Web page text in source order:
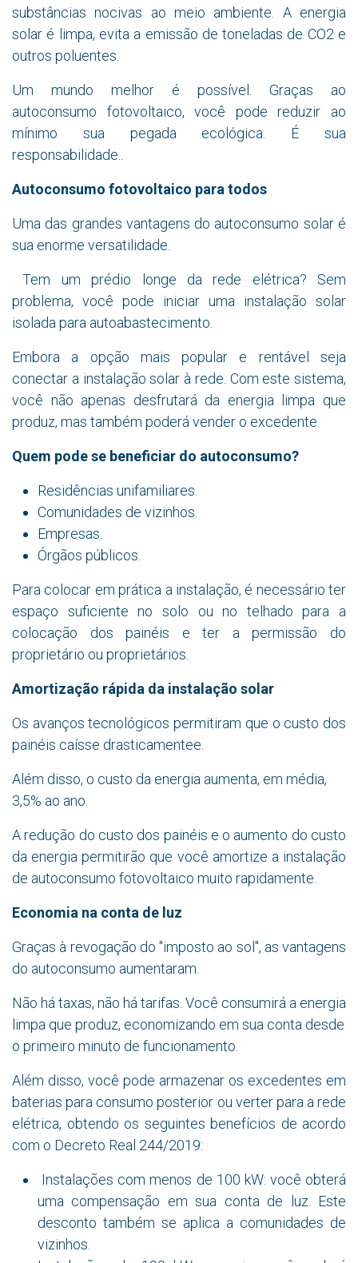
substâncias nocivas ao meio ambiente. A energia
solar é limpa, evita a emissão de toneladas de CO2 e
outros poluentes.
Um mundo melhor é possível. Graças ao
autoconsumo fotovoltaico, você pode reduzir ao
mínimo sua pegada ecológica. É sua
responsabilidade..
Autoconsumo fotovoltaico para todos
Uma das grandes vantagens do autoconsumo solar é
sua enorme versatilidade.
Tem um prédio longe da rede elétrica? Sem
problema, você pode iniciar uma instalação solar
isolada para autoabastecimento.
Embora a opção mais popular e rentável seja
conectar a instalação solar à rede. Com este sistema,
você não apenas desfrutará da energia limpa que
produz, mas também poderá vender o excedente.
Quem pode se beneficiar do autoconsumo?
Residências unifamiliares.
Comunidades de vizinhos.
Empresas.
Órgãos públicos.
Para colocar em prática a instalação, é necessário ter
espaço suficiente no solo ou no telhado para a
colocação dos painéis e ter a permissão do
proprietário ou proprietários.
Amortização rápida da instalação solar
Os avanços tecnológicos permitiram que o custo dos
painéis caísse drasticamentee.
Além disso, o custo da energia aumenta, em média,
3,5% ao ano.
A redução do custo dos painéis e o aumento do custo
da energia permitirão que você amortize a instalação
de autoconsumo fotovoltaico muito rapidamente.
Economia na conta de luz
Graças à revogação do "imposto ao sol", as vantagens
do autoconsumo aumentaram.
Não há taxas, não há tarifas. Você consumirá a energia
limpa que produz, economizando em sua conta desde
o primeiro minuto de funcionamento.
Além disso, você pode armazenar os excedentes em
baterias para consumo posterior ou verter para a rede
elétrica, obtendo os seguintes benefícios de acordo
com o Decreto Real 244/2019:
Instalações com menos de 100 kW: você obterá
uma compensação em sua conta de luz. Este
desconto também se aplica a comunidades de
vizinhos.